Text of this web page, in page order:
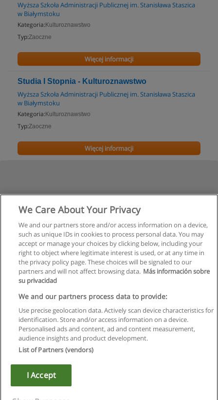
Wyższa Szkoła Administracji Publicznej im. Stanisława Staszica
w Białymstoku
Kategoria: Kulturoznawstwo
Typ:Zaoczne
Więcej informacji
Studia I Stopnia - Kulturoznawstwo
Wyższa Szkoła Administracji Publicznej im. Stanisława Staszica
w Białymstoku
Kategoria: Kulturoznawstwo
Typ:Zaoczne
Więcej informacji
Regulamin
Polityka ochrony danych osobowych
Copyright © Educaedu Business S.L. - CIF : B-95610580: -
We Care About Your Privacy
We and our partners store and/or access information on a device,
such as unique IDs in cookies to process personal data. You may
accept or manage your choices by clicking below, including your
right to object where legitimate interest is used, or at any time in
the privacy policy page. These choices will be signaled to our
partners and will not affect browsing data. Más información sobre
su privacidad
We and our partners process data to provide:
Use precise geolocation data. Actively scan device characteristics for
identification. Store and/or access information on a device.
Personalised ads and content, ad and content measurement,
audience insights and product development.
List of Partners (vendors)
I Accept